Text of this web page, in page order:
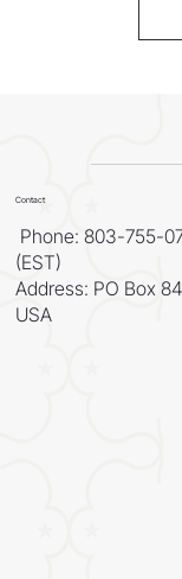
Contact
Phone: 803-755-
(EST)
Address: PO Box
USA